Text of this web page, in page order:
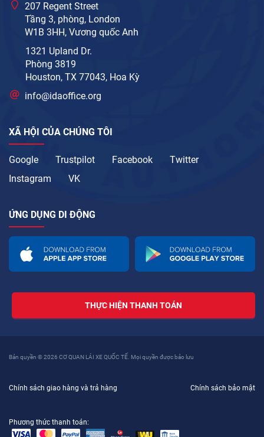
207 Regent Street
Tầng 3, phòng, London
W1B 3HH, Vương quốc Anh
1321 Upland Dr.
Phòng 3819
Houston, TX 77043, Hoa Kỳ
info@idaoffice.org
XÃ HỘI CỦA CHÚNG TÔI
Google Trustpilot Facebook
Twitter
Instagram
VK
ỨNG DỤNG DI ĐỘNG
THỰC HIỆN THANH TOÁN
Bản quyền © 2026 CƠ QUAN LÁI XE QUỐC TẾ. Mọi quyền được bảo lưu
Chính sách giao hàng và trả hàng Chính sách bảo mật
Phương thức thanh toán: